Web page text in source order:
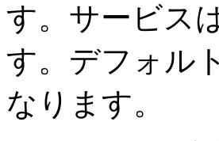
す。サービス
す。デフォル
なります。